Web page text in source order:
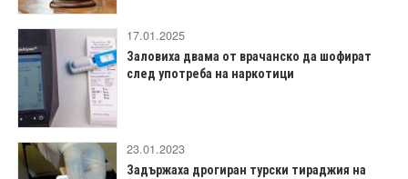
17.01.2025
Заловиха двама от врачанско да шофират
след употреба на наркотици
23.01.2023
Задържаха дрогиран турски тираджия на